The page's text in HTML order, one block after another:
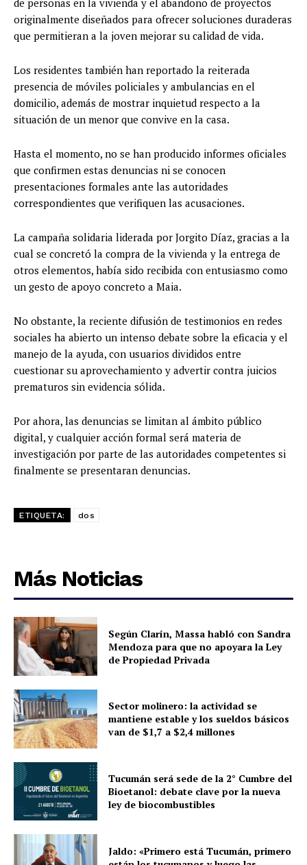
de personas en la vivienda y el abandono de proyectos
originalmente diseñados para ofrecer soluciones duraderas
que permitieran a la joven mejorar su calidad de vida.
Los residentes también han reportado la reiterada
presencia de móviles policiales y ambulancias en el
domicilio, además de mostrar inquietud respecto a la
situación de un menor que convive en la casa.
Hasta el momento, no se han producido informes oficiales
que confirmen estas denuncias ni se conocen
presentaciones formales ante las autoridades
correspondientes que verifiquen las acusaciones.
La campaña solidaria liderada por Jorgito Díaz, gracias a la
cual se concretó la compra de la vivienda y la entrega de
otros elementos, había sido recibida con entusiasmo como
un gesto de apoyo concreto a Maia.
No obstante, la reciente difusión de testimonios en redes
sociales ha abierto un intenso debate sobre la eficacia y el
manejo de la ayuda, con usuarios divididos entre
cuestionar su aprovechamiento y advertir contra juicios
prematuros sin evidencia sólida.
Por ahora, las denuncias se limitan al ámbito público
digital, y cualquier acción formal será materia de
investigación por parte de las autoridades competentes si
finalmente se presentaran denuncias.
ETIQUETA: dos
Más Noticias
Según Clarín, Massa habló con Sandra
Mendoza para que no apoyara la Ley
de Propiedad Privada
Sector molinero: la actividad se
mantiene estable y los sueldos básicos
van de $1,7 a $2,4 millones
Tucumán será sede de la 2° Cumbre del
Bioetanol: debate clave por la nueva
ley de biocombustibles
Jaldo: «Primero está Tucumán, primero